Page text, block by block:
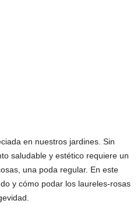
en nuestros jardines. Sin
saludable y estético requiere un
una poda regular. En este
y cómo podar los laureles-rosas